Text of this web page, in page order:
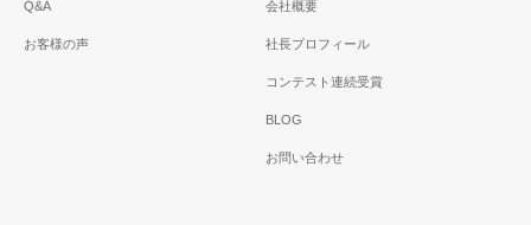
Q&A
お客様の声
会社概要
社長プロフィール
コンテスト連続受賞
BLOG
お問い合わせ